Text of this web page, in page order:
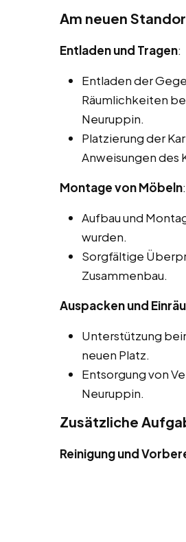
Am neuen
Entladen und Tragen:
Entladen der
Räumlichkeiten
Neuruppin.
Platzierung der
Anweisungen des
Montage von Möbeln:
Aufbau und
wurden.
Sorgfältige
Zusammenbau.
Auspacken und
Unterstützung
neuen Platz.
Entsorgung von
Neuruppin.
Zusätzliche
Reinigung und